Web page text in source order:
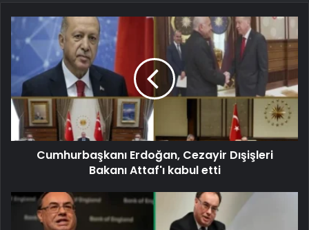
Cumhurbaşkanı Erdoğan, Cezayir Dışişleri
Bakanı Attaf'ı kabul etti